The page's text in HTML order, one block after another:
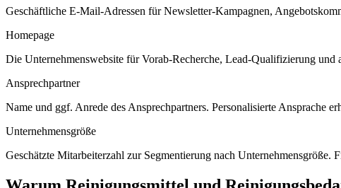
Geschäftliche E-Mail-Adressen für Newsletter-Kampagnen,
Homepage
Die Unternehmenswebsite für Vorab-Recherche, Lead-Qualifizierung
Ansprechpartner
Name und ggf. Anrede des Ansprechpartners. Personalisierte Ansprache
Unternehmensgröße
Geschätzte Mitarbeiterzahl zur Segmentierung nach